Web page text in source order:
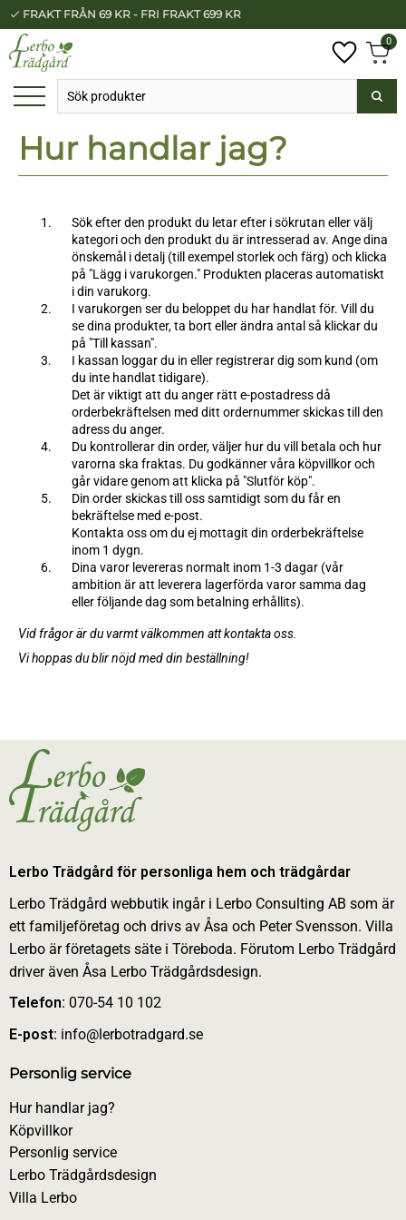
Meny
check FRAKT FRÅN 69 KR - FRI FRAKT 699 KR
0
Hur handlar jag?
Sök efter den produkt du letar efter i sökrutan eller välj
kategori och den produkt du är intresserad av. Ange dina
önskemål i detalj (till exempel storlek och färg) och klicka
på "Lägg i varukorgen." Produkten placeras automatiskt
i din varukorg.
I varukorgen ser du beloppet du har handlat för. Vill du
se dina produkter, ta bort eller ändra antal så klickar du
på "Till kassan".
I kassan loggar du in eller registrerar dig som kund (om
du inte handlat tidigare).
Det är viktigt att du anger rätt e-postadress då
orderbekräftelsen med ditt ordernummer skickas till den
adress du anger.
Du kontrollerar din order, väljer hur du vill betala och hur
varorna ska fraktas. Du godkänner våra köpvillkor och
går vidare genom att klicka på "Slutför köp".
Din order skickas till oss samtidigt som du får en
bekräftelse med e-post.
Kontakta oss om du ej mottagit din orderbekräftelse
inom 1 dygn.
Dina varor levereras normalt inom 1-3 dagar (vår
ambition är att leverera lagerförda varor samma dag
eller följande dag som betalning erhållits).
Vid frågor är du varmt välkommen att kontakta oss.
Vi hoppas du blir nöjd med din beställning!
Lerbo Trädgård för personliga hem och trädgårdar
Lerbo Trädgård webbutik ingår i Lerbo Consulting AB som är
ett familjeföretag och drivs av Åsa och Peter Svensson. Villa
Lerbo är företagets säte i Töreboda. Förutom Lerbo Trädgård
driver även Åsa Lerbo Trädgårdsdesign.
Telefon: 070-54 10 102
E-post: info@lerbotradgard.se
Personlig service
Hur handlar jag?
Köpvillkor
Personlig service
Lerbo Trädgårdsdesign
Villa Lerbo